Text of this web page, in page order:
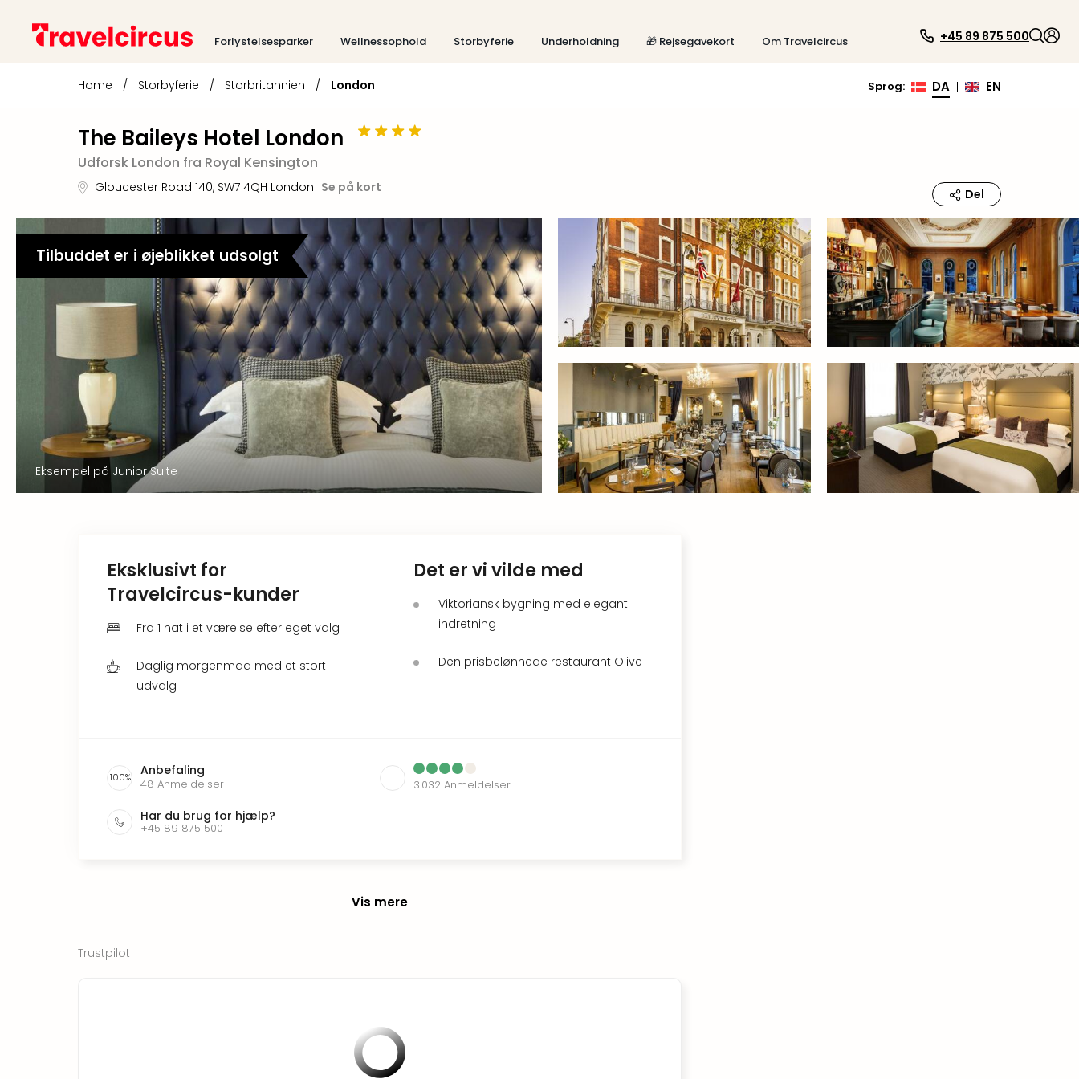
Forlystelsesparker Wellnessophold Storbyferie Underholdning 🎁 Rejsegavekort Om Travelcircus +45 89 875 500
Home / Storbyferie / Storbritannien / London Sprog: DA | EN
The Baileys Hotel London
Udforsk London fra Royal Kensington
Gloucester Road 140, SW7 4QH London Se på kort Del
Tilbuddet er i øjeblikket udsolgt
Eksempel på Junior Suite
Eksklusivt for
Travelcircus-kunder
Fra 1 nat i et værelse efter eget valg
Daglig morgenmad med et stort
udvalg
Det er vi vilde med
Viktoriansk bygning med elegant
indretning
Den prisbelønnede restaurant Olive
100% Anbefaling
48 Anmeldelser 3.032 Anmeldelser
Har du brug for hjælp?
+45 89 875 500
Vis mere
Trustpilot